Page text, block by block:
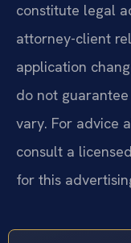
constitute legal
attorney-client
application
do not
vary. For advice
consult a
for this